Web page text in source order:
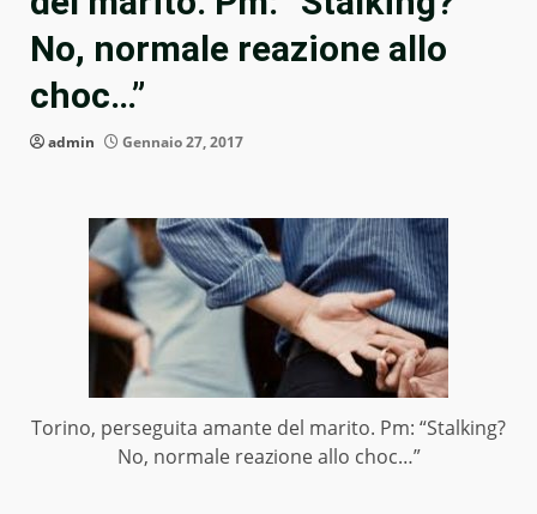
No, normale reazione allo
choc…”
admin Gennaio 27, 2017
Torino, perseguita amante del marito. Pm: “Stalking?
No, normale reazione allo choc…”